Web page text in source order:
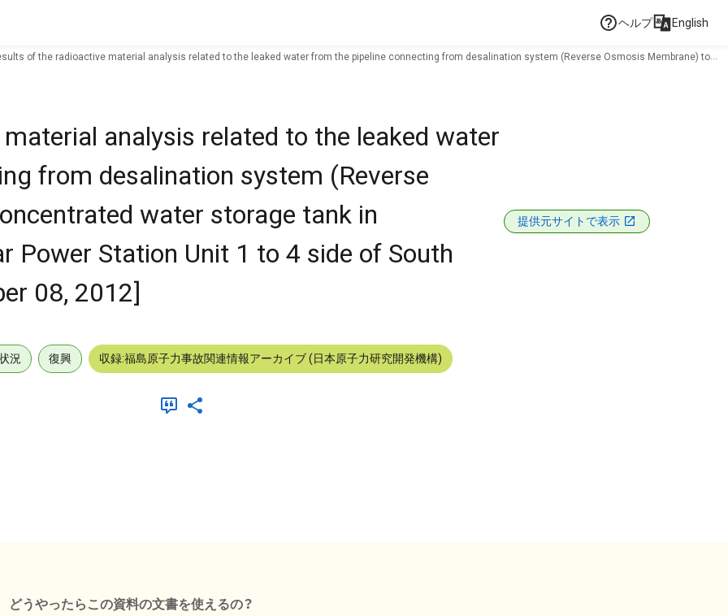
ヘルプ English
of the radioactive material analysis related to the leaked water from the pipeline connecting from desalination system (Reverse Osmosis Membrane) to
analysis related to the leaked water
from desalination system (Reverse
water storage tank in
Power Station Unit 1 to 4 side of South
08, 2012]
提供元サイトで表示
況 復興 収録:福島原子力事故関連情報アーカイブ (日本原子力研究開発機構)
どうやったらこの資料の文書を使えるの？